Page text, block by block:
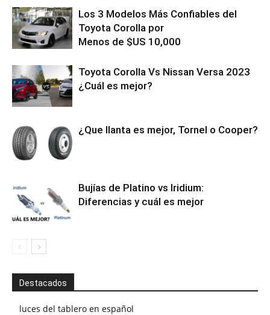
Los 3 Modelos Más Confiables del
Toyota Corolla por
Menos de $US 10,000
Toyota Corolla Vs Nissan Versa 2023
¿Cuál es mejor?
¿Que llanta es mejor, Tornel o Cooper?
Bujías de Platino vs Iridium:
Diferencias y cuál es mejor
Destacados
luces del tablero en español